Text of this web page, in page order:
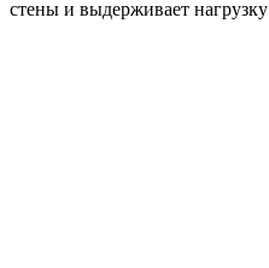
стены и выдерживает